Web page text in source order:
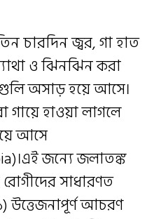
চারদিন জ্বর, গা হাত
ও ঝিনঝিন করা
অসাড় হয়ে আসে।
হাওয়া লাগলে
আসে
জন্যে জলাতঙ্ক
সাধারণত
আচরণ